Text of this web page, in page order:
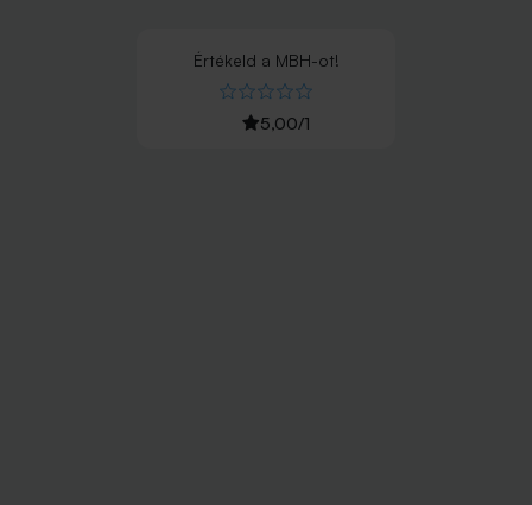
Értékeld a MBH-ot!
5,00/1